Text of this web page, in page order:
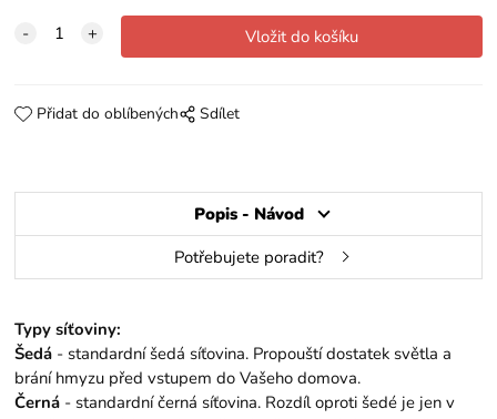
Přidat do oblíbených Sdílet
Popis - Návod
Potřebujete poradit?
Typy síťoviny:
Šedá - standardní šedá síťovina. Propouští dostatek světla a
brání hmyzu před vstupem do Vašeho domova.
Černá - standardní černá síťovina. Rozdíl oproti šedé je jen v